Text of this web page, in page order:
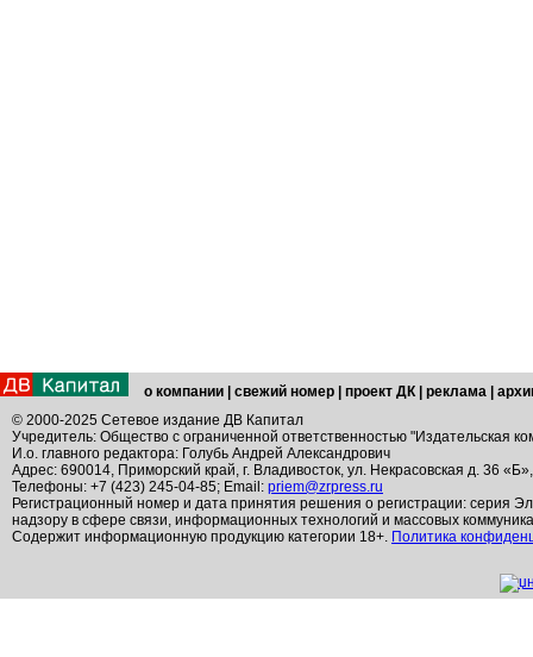
о компании свежий номер проект ДК реклама
© 2000-2025 Сетевое издание ДВ Капитал
Учредитель: Общество с ограниченной ответственностью "Издательская
И.о. главного редактора: Голубь Андрей Александрович
Адрес: 690014, Приморский край, г. Владивосток, ул. Некрасовская д. 36
Телефоны: +7 (423) 245-04-85; Email: priem@zrpress.ru
Регистрационный номер и дата принятия решения о регистрации: серия
надзору в сфере связи, информационных технологий и массовых
Содержит информационную продукцию категории 18+. Политика